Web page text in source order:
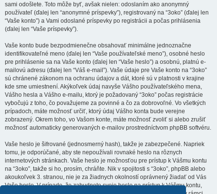
sami odošlete. Toto môže byť, avšak nielen: odoslaním ako anonymný
používateľ (ďalej len “anonymné príspevky”), registrovaný na “3oko” (ďalej len
“Vaše konto”) a Vami odoslané príspevky po registrácii a počas prihlásenia
(ďalej len “Vaše príspevky”).
Vaše konto bude bezpodmienečne obsahovať minimálne jednoznačne
identifikovateľné meno (ďalej len “Vaše používateľské meno”), osobné heslo
pre prihlásenie sa na Vaše konto (ďalej len “Vaše heslo”) a osobnú, platnú e-
mailovú adresu (ďalej len “Váš e-mail”). Vaše údaje pre Vaše konto na “3oko”
sú chránené zákonom na ochranu údajov a dát, ktoré sú v platnosti v krajine
kde sme umiestnení. Akýkoľvek údaj navyše Vášho používateľského mena,
Vášho hesla a Vášho e-mailu, ktorý je požadovaný “3oko” počas registrácie
vybočujú z toho, čo považujeme za povinné a čo za dobrovoľné. Vo všetkých
prípadoch, máte možnosť určiť, ktorý údaj Vášho konta bude verejne
zobrazený. Okrem toho, vo Vašom konte, máte možnosť zvoliť si alebo zrušiť
možnosť automaticky generovaných e-mailov prostredníctvom phpBB softvéru.
Vaše heslo je šifrované (jednosmerný hash), takže je zabezpečené. Napriek
tomu, je odporúčané, aby ste nepoužívali rovnaké heslo na rôznych
internetových stránkach. Vaše heslo je možnosťou pre prístup k Vášmu kontu
na “3oko”, takže si ho, prosím, chráňte. Nik v spojitosti s “3oko”, phpBB alebo
akoukoľvek 3. stranou, nie je za žiadnych okolností oprávnený žiadať od Vás
Vaše heslo. V prípade, že zabudnete svoje heslo na prístup k Vášmu kontu,